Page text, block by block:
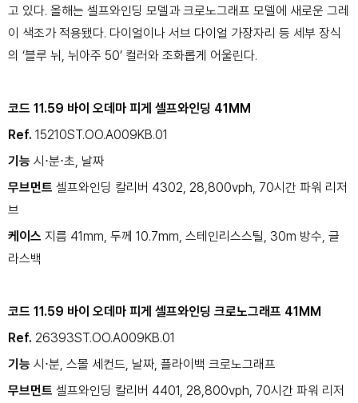
고 있다. 올해는 셀프와인딩 모델과 크로노그래프 모델에 새로운 그레
이 색조가 적용됐다. 다이얼이나 서브 다이얼 가장자리 등 세부 장식
의 ‘블루 뉘, 뉘아주 50’ 컬러와 조화롭게 어울린다.
코드 11.59 바이 오데마 피게 셀프와인딩 41MM
Ref. 15210ST.OO.A009KB.01
기능 시⋅분⋅초, 날짜
무브먼트 셀프와인딩 칼리버 4302, 28,800vph, 70시간 파워 리저
브
케이스 지름 41mm, 두께 10.7mm, 스테인리스스틸, 30m 방수, 글
라스백
코드 11.59 바이 오데마 피게 셀프와인딩 크로노그래프 41MM
Ref. 26393ST.OO.A009KB.01
기능 시⋅분, 스몰 세컨드, 날짜, 플라이백 크로노그래프
무브먼트 셀프와인딩 칼리버 4401, 28,800vph, 70시간 파워 리저